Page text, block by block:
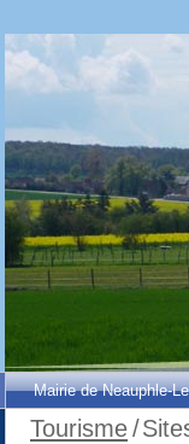
Mairie de Neauphle-
Tourisme/